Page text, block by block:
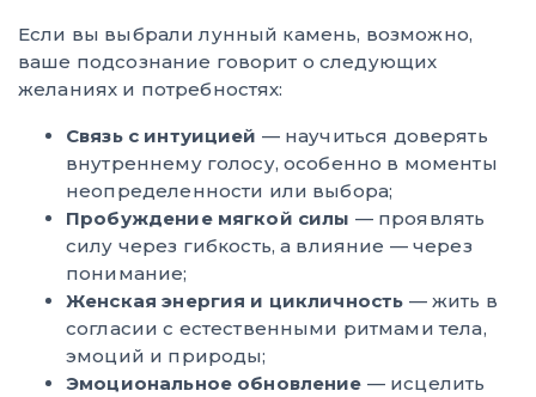
Если вы выбрали лунный камень, возможно,
ваше подсознание говорит о следующих
желаниях и потребностях:
Связь с интуицией — научиться доверять
внутреннему голосу, особенно в моменты
неопределенности или выбора;
Пробуждение мягкой силы — проявлять
силу через гибкость, а влияние — через
понимание;
Женская энергия и цикличность — жить в
согласии с естественными ритмами тела,
эмоций и природы;
Эмоциональное обновление — исцелить